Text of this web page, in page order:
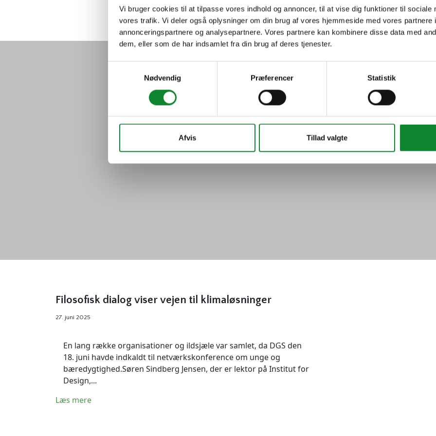
Vi bruger cookies til at tilpasse vores indhold og annoncer, til at vise dig funktioner til sociale
vores trafik. Vi deler også oplysninger om din brug af vores hjemmeside med vores partnere
annonceringspartnere og analysepartnere. Vores partnere kan kombinere disse data med
dem, eller som de har indsamlet fra din brug af deres tjenester.
Nødvendig
Præferencer Statistik
Afvis Tillad valgte
Undervisning
eco-Engagement
Filosofisk dialog viser vejen til klimaløsninger
27. juni 2025
En lang række organisationer og ildsjæle var samlet, da DGS den
18. juni havde indkaldt til netværkskonference om unge og
bæredygtighed.Søren Sindberg Jensen, der er lektor på Institut for
Design,...
Læs mere